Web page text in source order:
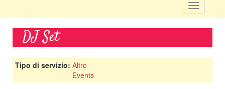
Toggle
DJ Set
Tipo di servizio: Altro
Events